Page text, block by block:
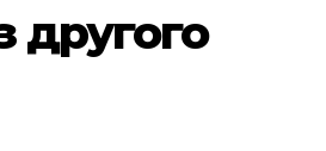
другого